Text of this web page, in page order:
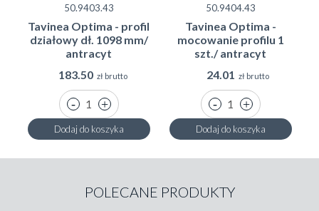
50.9403.43
Tavinea Optima - profil
działowy dł. 1098 mm/
antracyt
183.50 zł brutto
Dodaj do koszyka
50.9404.43
Tavinea Optima -
mocowanie profilu 1
szt./ antracyt
24.01 zł brutto
Dodaj do koszyka
POLECANE PRODUKTY